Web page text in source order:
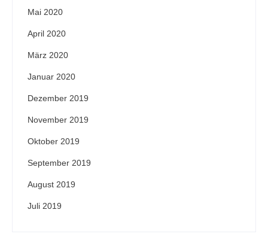
Mai 2020
April 2020
März 2020
Januar 2020
Dezember 2019
November 2019
Oktober 2019
September 2019
August 2019
Juli 2019